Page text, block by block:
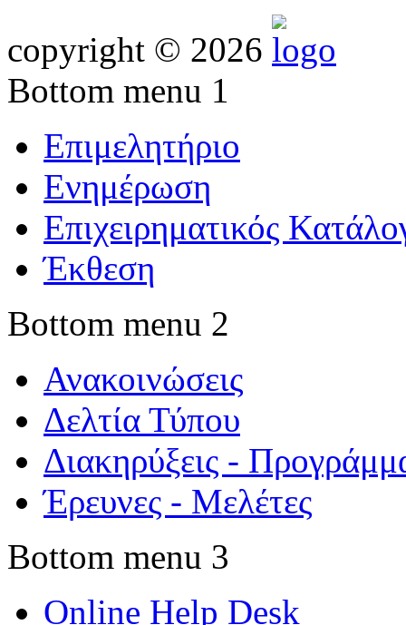
copyright © 2026
Bottom menu 1
Επιμελητήριο
Ενημέρωση
Επιχειρηματικός
Έκθεση
Bottom menu 2
Ανακοινώσεις
Δελτία Τύπου
Διακηρύξεις -
Έρευνες - Μελέτες
Bottom menu 3
Online Help Desk